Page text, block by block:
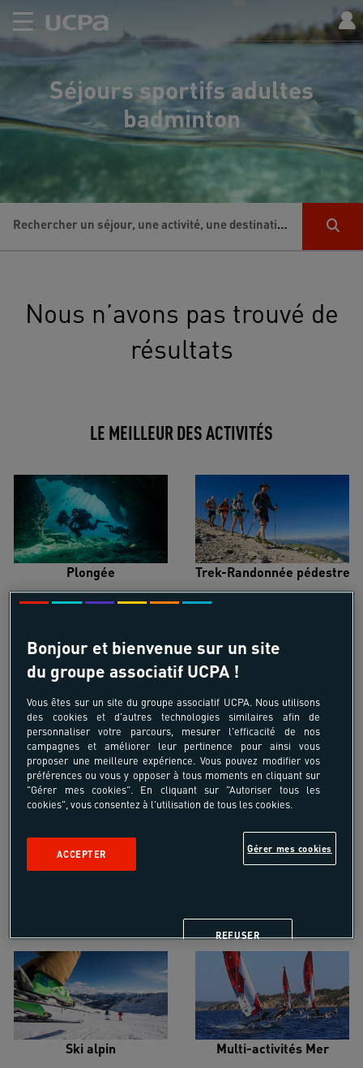
Séjours sportifs adultes
badminton
Rechercher un séjour, une activité, une destination...
Nous n’avons pas trouvé de
résultats
LE MEILLEUR DES ACTIVITÉS
Plongée Trek-Randonnée pédestre
Croisière voilier Alpinisme
Snowboard
Ski alpin Multi-activités Mer
Bonjour et bienvenue sur un site
du groupe associatif UCPA !
Vous êtes sur un site du groupe associatif UCPA. Nous utilisons
des cookies et d'autres technologies similaires afin de
personnaliser votre parcours, mesurer l'efficacité de nos
campagnes et améliorer leur pertinence pour ainsi vous
proposer une meilleure expérience. Vous pouvez modifier vos
préférences ou vous y opposer à tous moments en cliquant sur
"Gérer mes cookies". En cliquant sur "Autoriser tous les
cookies", vous consentez à l'utilisation de tous les cookies.
Gérer mes cookies
REFUSER
ACCEPTER